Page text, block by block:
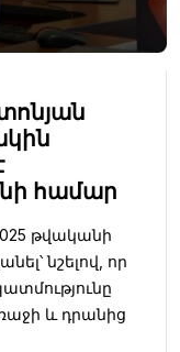
համար
թվականի
նշելով, որ
և դրանից